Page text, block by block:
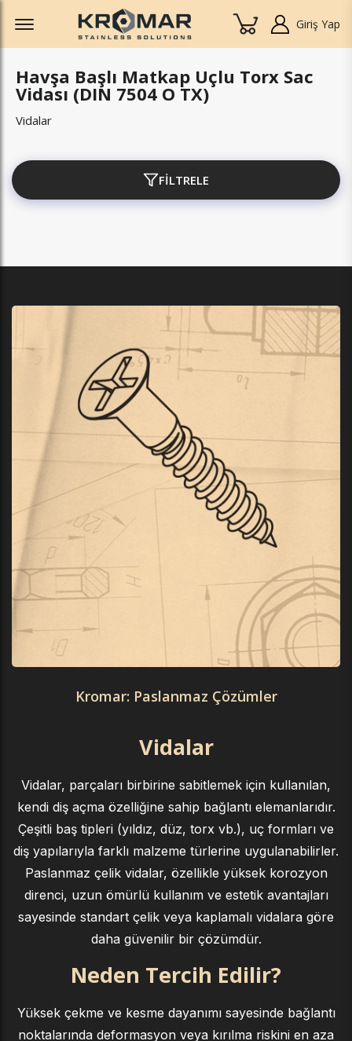
Offcanvas Menu Open
Giriş Yap
Havşa Başlı Matkap Uçlu Torx Sac
Vidası (DIN 7504 O TX)
Vidalar
FİLTRELE
Kromar: Paslanmaz Çözümler
Vidalar
Vidalar, parçaları birbirine sabitlemek için kullanılan,
kendi diş açma özelliğine sahip bağlantı elemanlarıdır.
Çeşitli baş tipleri (yıldız, düz, torx vb.), uç formları ve
diş yapılarıyla farklı malzeme türlerine uygulanabilirler.
Paslanmaz çelik vidalar, özellikle yüksek korozyon
direnci, uzun ömürlü kullanım ve estetik avantajları
sayesinde standart çelik veya kaplamalı vidalara göre
daha güvenilir bir çözümdür.
Neden Tercih Edilir?
Yüksek çekme ve kesme dayanımı sayesinde bağlantı
noktalarında deformasyon veya kırılma riskini en aza